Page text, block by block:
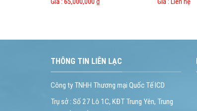
THÔNG TIN LIÊN LẠC
Công ty TNHH Thương mại Quốc Tế ICD
Trụ sở : Số 27 Lô 1C, KĐT Trung Yên, Trung